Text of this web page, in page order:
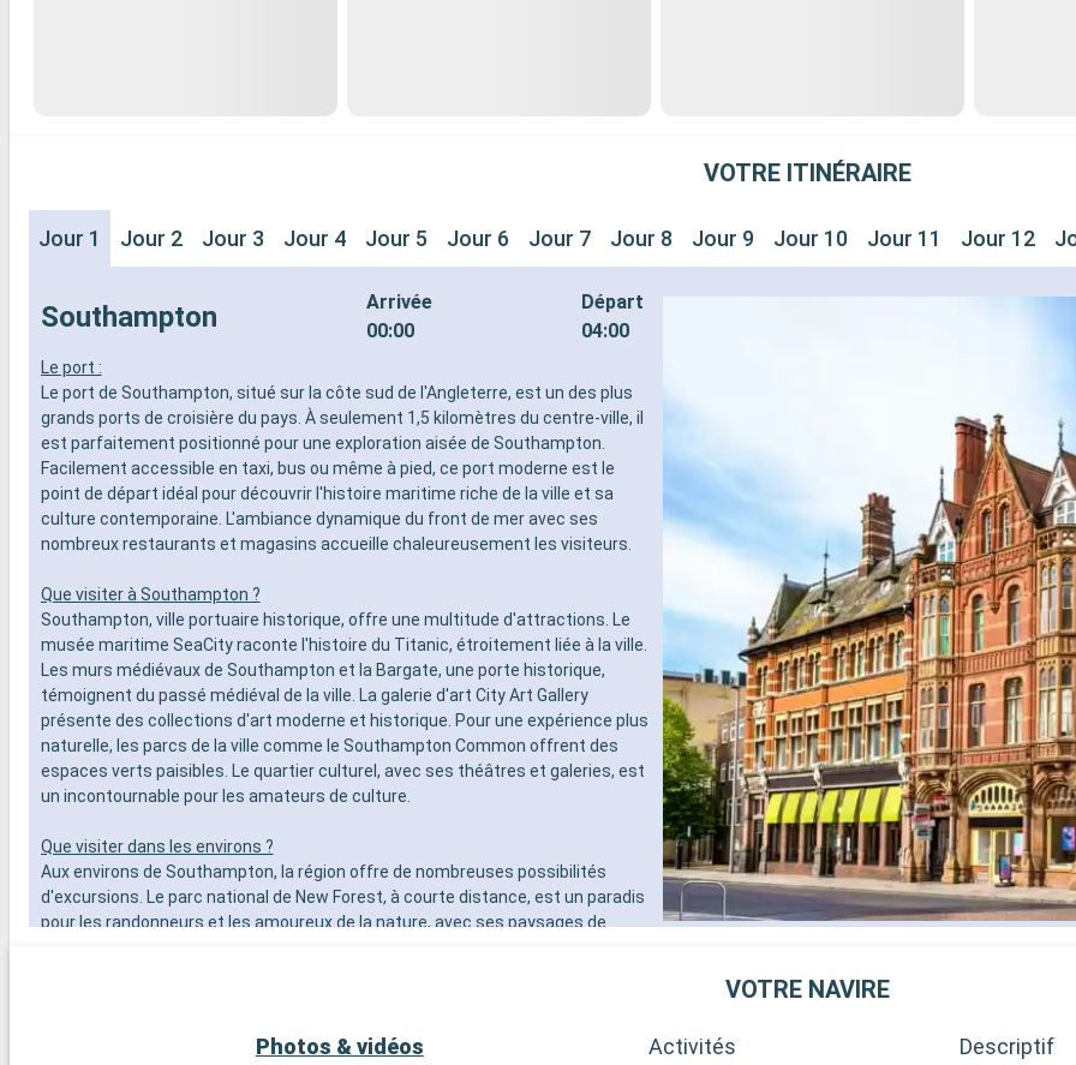
VOTRE ITINÉRAIRE
Jour 1 Jour 2 Jour 3 Jour 4 Jour 5 Jour 6 Jour 7 Jour 8 Jour 9 Jour 10 Jour 11 Jour 12
Southampton
Arrivée
00:00
Départ
04:00
Le port :
Le port de Southampton, situé sur la côte sud de l'Angleterre, est un des plus
grands ports de croisière du pays. À seulement 1,5 kilomètres du centre-ville, il
est parfaitement positionné pour une exploration aisée de Southampton.
Facilement accessible en taxi, bus ou même à pied, ce port moderne est le
point de départ idéal pour découvrir l'histoire maritime riche de la ville et sa
culture contemporaine. L'ambiance dynamique du front de mer avec ses
nombreux restaurants et magasins accueille chaleureusement les visiteurs.
Que visiter à Southampton ?
Southampton, ville portuaire historique, offre une multitude d'attractions. Le
musée maritime SeaCity raconte l'histoire du Titanic, étroitement liée à la ville.
Les murs médiévaux de Southampton et la Bargate, une porte historique,
témoignent du passé médiéval de la ville. La galerie d'art City Art Gallery
présente des collections d'art moderne et historique. Pour une expérience plus
naturelle, les parcs de la ville comme le Southampton Common offrent des
espaces verts paisibles. Le quartier culturel, avec ses théâtres et galeries, est
un incontournable pour les amateurs de culture.
Que visiter dans les environs ?
Aux environs de Southampton, la région offre de nombreuses possibilités
d'excursions. Le parc national de New Forest, à courte distance, est un paradis
pour les randonneurs et les amoureux de la nature, avec ses paysages de
d'histoire peuvent explorer les vestiges de Stonehenge, à moins d'une heure de
VOTRE NAVIRE
Photos & vidéos Activités Descriptif